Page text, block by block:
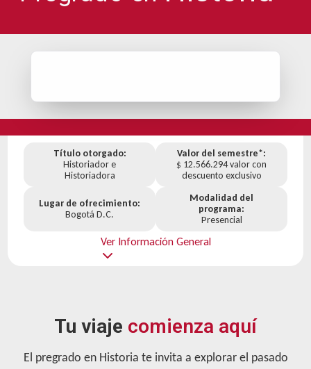
Título otorgado:
Historiador e
Historiadora
Valor del semestre*:
$ 12.566.294 valor con
descuento exclusivo
Lugar de ofrecimiento:
Bogotá D.C.
Modalidad del
programa:
Presencial
Ver Información General
Tu viaje comienza aquí
El pregrado en Historia te invita a explorar el pasado